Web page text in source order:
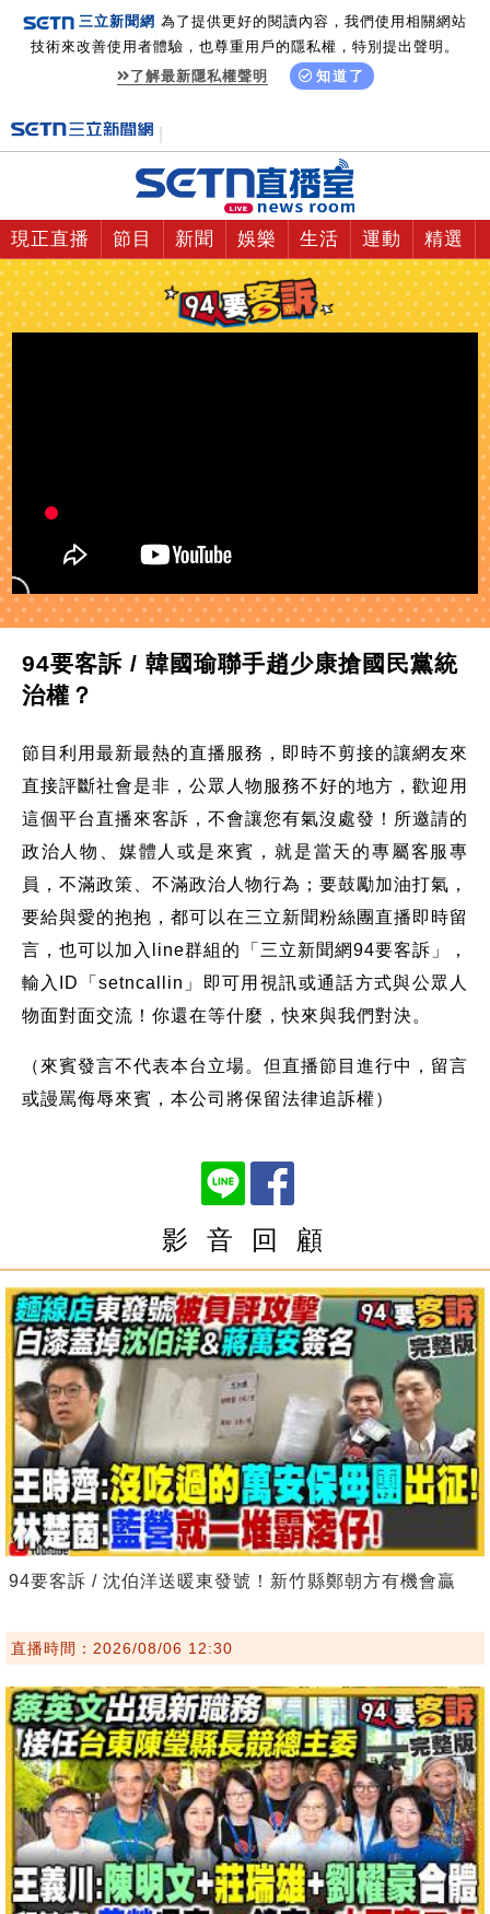
三立新聞網 為了提供更好的閱讀內容，我們使用相關網站
技術來改善使用者體驗，也尊重用戶的隱私權，特別提出聲明。
了解最新隱私權聲明
知道了
現正直播 節目 新聞 娛樂 生活 運動 精選
94要客訴 / 韓國瑜聯手趙少康搶國民黨統
治權？
節目利用最新最熱的直播服務，即時不剪接的讓網友來
直接評斷社會是非，公眾人物服務不好的地方，歡迎用
這個平台直播來客訴，不會讓您有氣沒處發！所邀請的
政治人物、媒體人或是來賓，就是當天的專屬客服專
員，不滿政策、不滿政治人物行為；要鼓勵加油打氣，
要給與愛的抱抱，都可以在三立新聞粉絲團直播即時留
言，也可以加入line群組的「三立新聞網94要客訴」，
輸入ID「setncallin」即可用視訊或通話方式與公眾人
物面對面交流！你還在等什麼，快來與我們對決。
（來賓發言不代表本台立場。但直播節目進行中，留言
或謾罵侮辱來賓，本公司將保留法律追訴權）
影 音 回 顧
94要客訴 / 沈伯洋送暖東發號！新竹縣鄭朝方有機會贏
直播時間：2026/08/06 12:30